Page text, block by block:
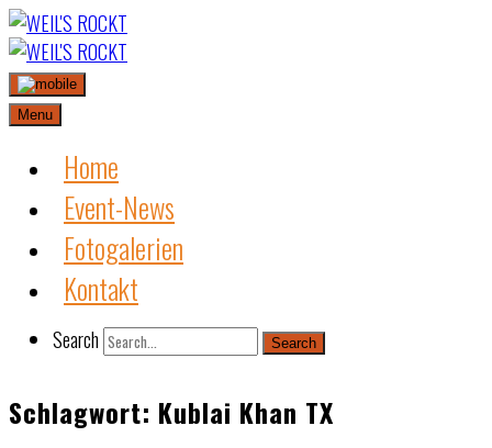
Skip
to
content
Menu
Home
Event-News
Fotogalerien
Kontakt
Search Search
Schlagwort: Kublai Khan TX